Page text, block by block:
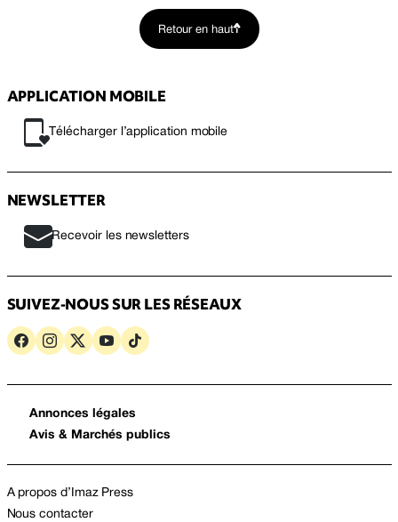
Retour en haut
APPLICATION MOBILE
Télécharger l’application mobile
NEWSLETTER
Recevoir les newsletters
SUIVEZ-NOUS SUR LES RÉSEAUX
Annonces légales
Avis & Marchés publics
A propos d’Imaz Press
Nous contacter